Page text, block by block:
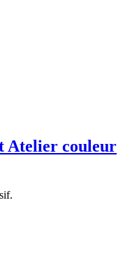
Atelier couleur